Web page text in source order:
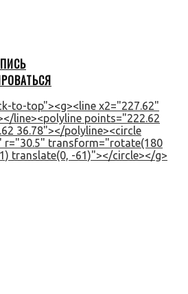
to-top"><g><line x2="227.62"
line><polyline points="222.62
36.78"></polyline><circle
r="30.5" transform="rotate(180
translate(0, -61)"></circle></g>